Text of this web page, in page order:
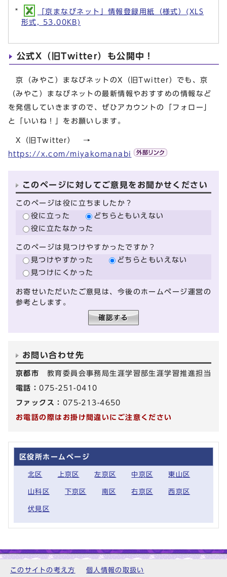
「京まなびネット」情報登録用紙（様式）(XLS
形式, 53.00KB)
公式X（旧Twitter）も公開中！
京（みやこ）まなびネットのX（旧Twitter）でも、京
（みやこ）まなびネットの最新情報やおすすめの情報など
を発信していきますので、ぜひアカウントの「フォロー」
と「いいね！」をお願いします。
X（旧Twitter） →
https://x.com/miyakomanabi
このページに対してご意見をお聞かせください
このページは役に立ちましたか？
役に立った
どちらともいえない
役に立たなかった
このページは見つけやすかったですか？
見つけやすかった
どちらともいえない
見つけにくかった
お寄せいただいたご意見は、今後のホームページ運営の
参考とします。
お問い合わせ先
京都市 教育委員会事務局生涯学習部生涯学習推進担当
電話：075-251-0410
ファックス： 075-213-4650
お電話の際はお掛け間違いにご注意ください
区役所ホームページ
北区 上京区 左京区 中京区 東山区
山科区 下京区 南区 右京区 西京区
伏見区
このサイトの考え方 個人情報の取扱い